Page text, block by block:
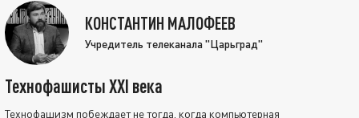
КОНСТАНТИН МАЛОФЕЕВ
Учредитель телеканала "Царьград"
Технофашисты XXI века
Технофашизм побеждает не тогда, когда компьютерная